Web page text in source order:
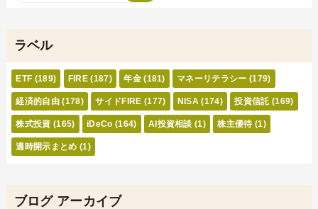
ラベル
ETF (189) FIRE (187) 年金 (181) マネーリテラシー (179)
経済的自由 (178) サイドFIRE (177) NISA (174) 投資信託 (169)
株式投資 (165) iDeCo (164) AI投資相談 (1) 株主優待 (1)
適時開示まとめ (1)
ブログ アーカイブ